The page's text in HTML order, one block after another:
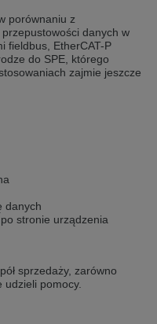
Sprache als die derzeit
auf Deutsch verfügbar.
právě používaný jazyk. Tato
si přepnout na anglickou
v této verzi
another language than the
this version
porównaniu z
danych w
fieldbus, EtherCAT-P
do SPE, którego
zajmie jeszcze
danych
stronie urządzenia
sprzedaży, zarówno
udzieli pomocy.